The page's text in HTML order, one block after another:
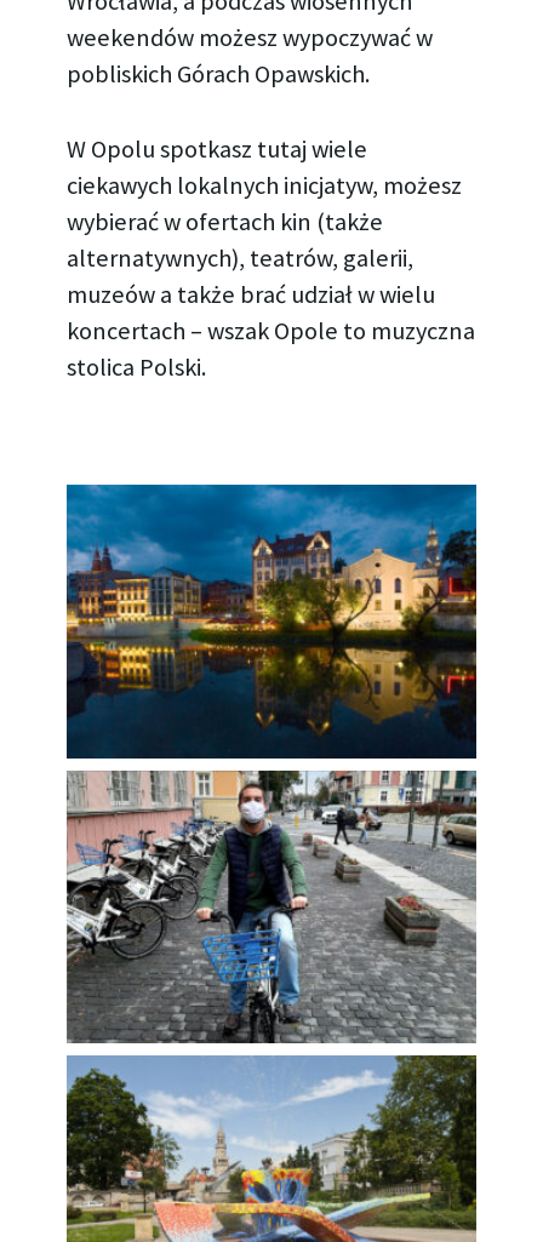
weekendów możesz wypoczywać w
pobliskich Górach Opawskich.
W Opolu spotkasz tutaj wiele
ciekawych lokalnych inicjatyw, możesz
wybierać w ofertach kin (także
alternatywnych), teatrów, galerii,
muzeów a także brać udział w wielu
koncertach – wszak Opole to muzyczna
stolica Polski.